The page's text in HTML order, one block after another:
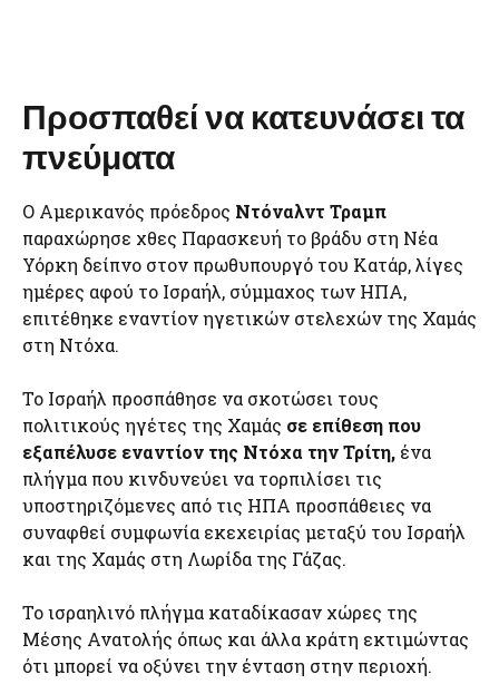
Προσπαθεί να κατευνάσει τα
πνεύματα
Ο Αμερικανός πρόεδρος Ντόναλντ Τραμπ
παραχώρησε χθες Παρασκευή το βράδυ στη Νέα
Υόρκη δείπνο στον πρωθυπουργό του Κατάρ, λίγες
ημέρες αφού το Ισραήλ, σύμμαχος των ΗΠΑ,
επιτέθηκε εναντίον ηγετικών στελεχών της Χαμάς
στη Ντόχα.
Το Ισραήλ προσπάθησε να σκοτώσει τους
πολιτικούς ηγέτες της Χαμάς σε επίθεση που
εξαπέλυσε εναντίον της Ντόχα την Τρίτη, ένα
πλήγμα που κινδυνεύει να τορπιλίσει τις
υποστηριζόμενες από τις ΗΠΑ προσπάθειες να
συναφθεί συμφωνία εκεχειρίας μεταξύ του Ισραήλ
και της Χαμάς στη Λωρίδα της Γάζας.
Το ισραηλινό πλήγμα καταδίκασαν χώρες της
Μέσης Ανατολής όπως και άλλα κράτη εκτιμώντας
ότι μπορεί να οξύνει την ένταση στην περιοχή.